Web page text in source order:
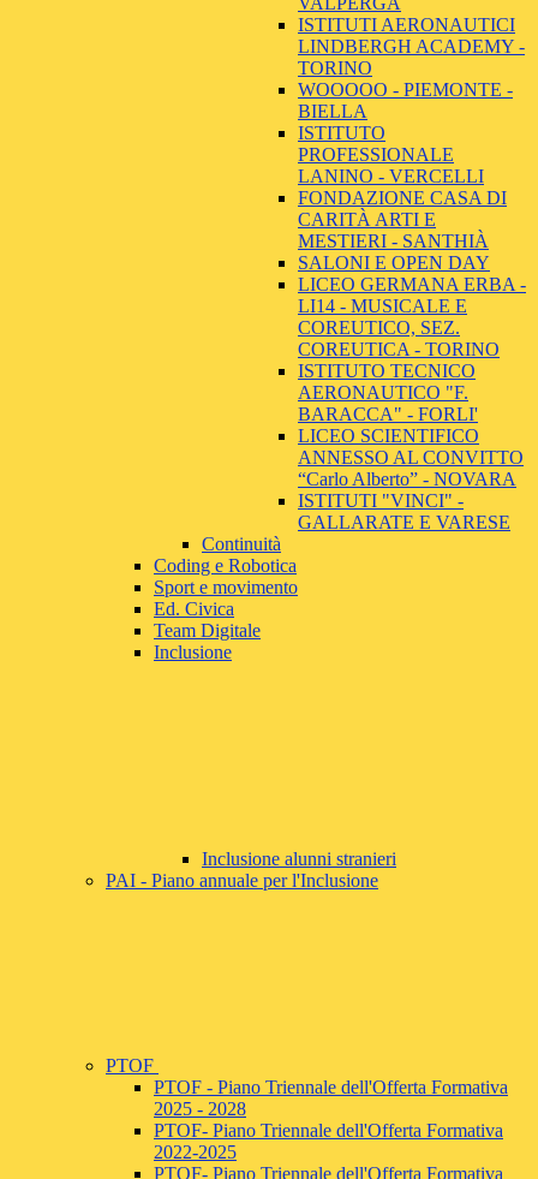
ISTITUTI AERONAUTICI
LINDBERGH ACADEMY -
TORINO
WOOOOO - PIEMONTE -
BIELLA
ISTITUTO
PROFESSIONALE
LANINO - VERCELLI
FONDAZIONE CASA DI
CARITÀ ARTI E
MESTIERI - SANTHIÀ
SALONI E OPEN DAY
LICEO GERMANA ERBA -
LI14 - MUSICALE E
COREUTICO, SEZ.
COREUTICA - TORINO
ISTITUTO TECNICO
AERONAUTICO "F.
BARACCA" - FORLI'
LICEO SCIENTIFICO
ANNESSO AL CONVITTO
“Carlo Alberto” - NOVARA
ISTITUTI "VINCI" -
GALLARATE E VARESE
Continuità
Coding e Robotica
Sport e movimento
Ed. Civica
Team Digitale
Inclusione
Inclusione alunni stranieri
PAI - Piano annuale per l'Inclusione
PTOF
PTOF - Piano Triennale dell'Offerta Formativa
2025 - 2028
PTOF- Piano Triennale dell'Offerta Formativa
2022-2025
PTOF- Piano Triennale dell'Offerta Formativa